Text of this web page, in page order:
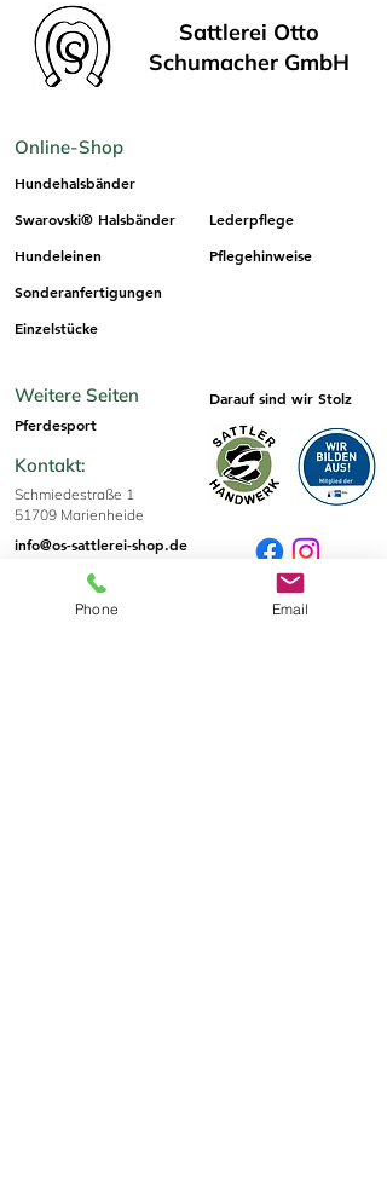
Sattlerei Otto
Schumacher GmbH
Online-Shop
Hundehalsbänder
Swarovski® Halsbänder
Hundeleinen
Lederpflege
Pflegehinweise
Sonderanfertigungen
Einzelstücke
Weitere Seiten
Pferdesport
Kontakt:
Schmiedestraße 1
51709 Marienheide
info@os-sattlerei-shop.de
Darauf sind wir Stolz
Größen & Tipps
Phone Email